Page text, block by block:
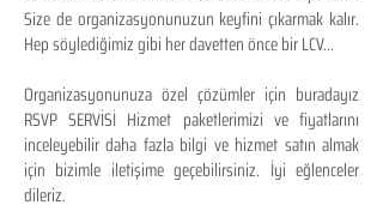
Size de organizasyonunuzun keyfini çıkarmak kalır.
Hep söylediğimiz gibi her davetten önce bir LCV...
Organizasyonunuza özel çözümler için buradayız
RSVP SERVİSİ Hizmet paketlerimizi ve fiyatlarını
inceleyebilir daha fazla bilgi ve hizmet satın almak
için bizimle iletişime geçebilirsiniz. İyi eğlenceler
dileriz.